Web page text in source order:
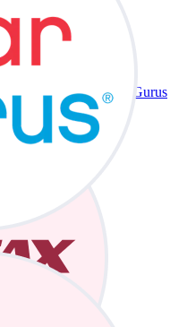
CarGurus